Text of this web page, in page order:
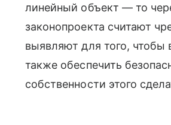
линейный объект — то
законопроекта считают
выявляют для того, чтобы
также обеспечить
собственности этого